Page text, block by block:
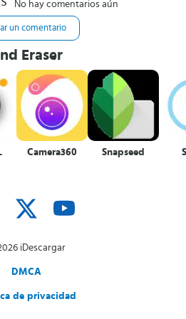
No hay comentarios aún
un comentario
Eraser
Camera360 Snapseed
iDescargar
DMCA
de privacidad